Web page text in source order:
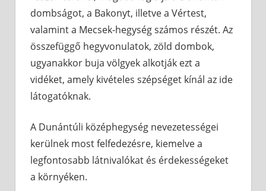
dombságot, a Bakonyt, illetve a Vértest,
valamint a Mecsek-hegység számos részét. Az
összefüggő hegyvonulatok, zöld dombok,
ugyanakkor buja völgyek alkotják ezt a
vidéket, amely kivételes szépséget kínál az ide
látogatóknak.
A Dunántúli középhegység nevezetességei
kerülnek most felfedezésre, kiemelve a
legfontosabb látnivalókat és érdekességeket
a környéken.